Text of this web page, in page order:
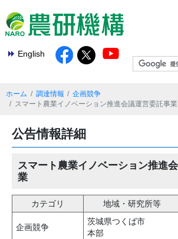
English
ホーム 調達情報
企画競争
スマート農業イノベーション推進会議運営委託事業
公告情報詳細
スマート農業イノベーション推進
業
カテゴリ 地域・研究所等
企画競争
茨城県つくば市
本部